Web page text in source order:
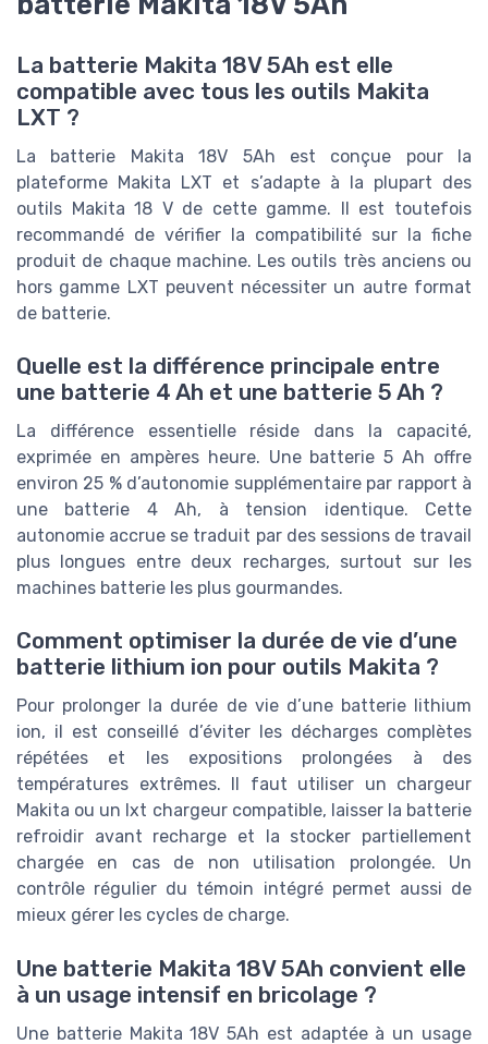
La batterie Makita 18V 5Ah est elle
compatible avec tous les outils Makita
LXT ?
La batterie Makita 18V 5Ah est conçue pour la
plateforme Makita LXT et s’adapte à la plupart des
outils Makita 18 V de cette gamme. Il est toutefois
recommandé de vérifier la compatibilité sur la fiche
produit de chaque machine. Les outils très anciens ou
hors gamme LXT peuvent nécessiter un autre format
de batterie.
Quelle est la différence principale entre
une batterie 4 Ah et une batterie 5 Ah ?
La différence essentielle réside dans la capacité,
exprimée en ampères heure. Une batterie 5 Ah offre
environ 25 % d’autonomie supplémentaire par rapport à
une batterie 4 Ah, à tension identique. Cette
autonomie accrue se traduit par des sessions de travail
plus longues entre deux recharges, surtout sur les
machines batterie les plus gourmandes.
Comment optimiser la durée de vie d’une
batterie lithium ion pour outils Makita ?
Pour prolonger la durée de vie d’une batterie lithium
ion, il est conseillé d’éviter les décharges complètes
répétées et les expositions prolongées à des
températures extrêmes. Il faut utiliser un chargeur
Makita ou un lxt chargeur compatible, laisser la batterie
refroidir avant recharge et la stocker partiellement
chargée en cas de non utilisation prolongée. Un
contrôle régulier du témoin intégré permet aussi de
mieux gérer les cycles de charge.
Une batterie Makita 18V 5Ah convient elle
à un usage intensif en bricolage ?
Une batterie Makita 18V 5Ah est adaptée à un usage